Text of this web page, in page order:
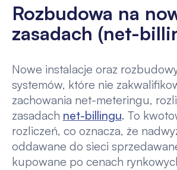
Rozbudowa na
zasadach (net-
Nowe instalacje oraz
systemów, które nie
zachowania net-meteringu,
zasadach net-billingu. To
rozliczeń, co oznacza, że
oddawane do sieci
kupowane po cenach